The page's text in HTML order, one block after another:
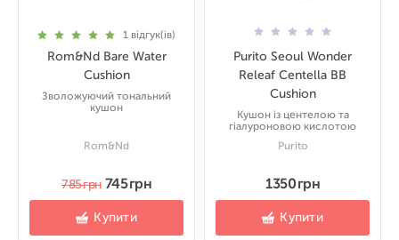
1 відгук(ів)
Rom&Nd Bare Water
Cushion
Зволожуючий тональний
кушон
Rom&Nd
785 грн 745 грн
Купити
Purito Seoul Wonder
Releaf Centella BB
Cushion
Кушон із центелою та
гіалуроновою кислотою
Purito
1350 грн
Купити